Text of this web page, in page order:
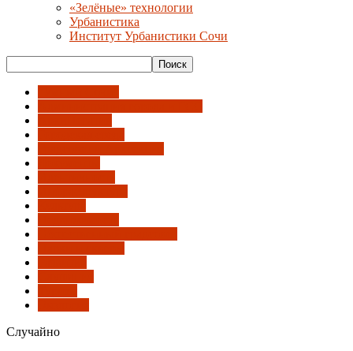
«Зелёные» технологии
Урбанистика
Институт Урбанистики Сочи
Случайно